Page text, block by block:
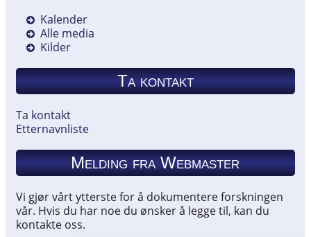
Kalender
Alle media
Kilder
Ta kontakt
Ta kontakt
Etternavnliste
Melding fra Webmaster
Vi gjør vårt ytterste for å dokumentere forskningen
vår. Hvis du har noe du ønsker å legge til, kan du
kontakte oss.